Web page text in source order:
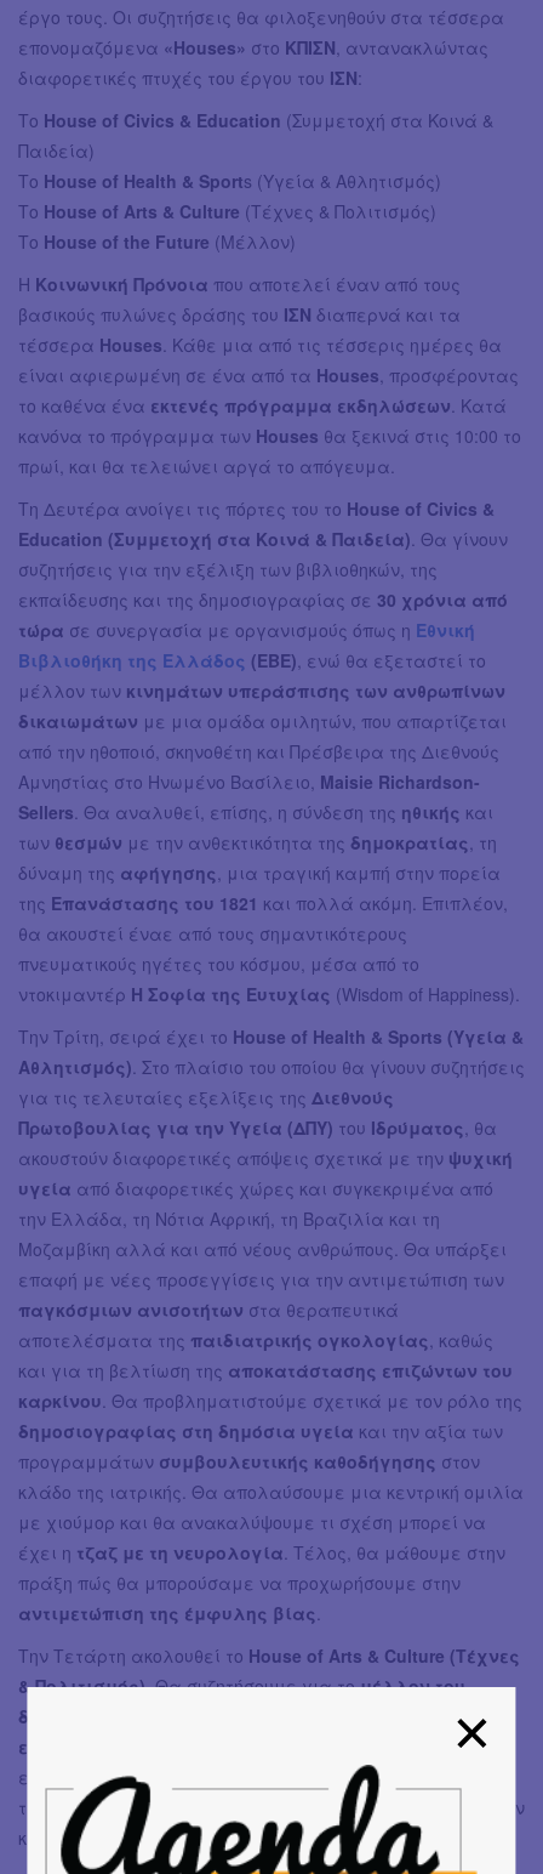
έργο τους. Οι συζητήσεις θα φιλοξενηθούν στα τέσσερα
επονομαζόμενα «Houses» στο ΚΠΙΣΝ , αντανακλώντας
διαφορετικές πτυχές του έργου του ΙΣΝ:
Το House of Civics & Education (Συμμετοχή στα Κοινά &
Παιδεία)
Το House of Health & Sports (Υγεία & Αθλητισμός)
Το House of Arts & Culture (Tέχνες & Πολιτισμός)
Το House of the Future (Μέλλον)
H Κοινωνική Πρόνοια που αποτελεί έναν από τους
βασικούς πυλώνες δράσης του ΙΣΝ διαπερνά και τα
τέσσερα Houses . Kάθε μια από τις τέσσερις ημέρες θα
είναι αφιερωμένη σε ένα από τα Houses , προσφέροντας
το καθένα ένα εκτενές πρόγραμμα εκδηλώσεων . Κατά
κανόνα το πρόγραμμα των Houses θα ξεκινά στις 10:00 το
πρωί, και θα τελειώνει αργά το απόγευμα.
Τη Δευτέρα ανοίγει τις πόρτες του το House of Civics &
Education (Συμμετοχή στα Κοινά & Παιδεία) . Θα γίνουν
συζητήσεις για την εξέλιξη των βιβλιοθηκών, της
εκπαίδευσης και της δημοσιογραφίας σε 30 χρόνια από
τώρα σε συνεργασία με οργανισμούς όπως η Εθνική
Βιβλιοθήκη της Ελλάδος (ΕΒΕ) , ενώ θα εξεταστεί το
μέλλον των κινημάτων υπεράσπισης των ανθρωπίνων
δικαιωμάτων με μια ομάδα ομιλητών, που απαρτίζεται
από την ηθοποιό, σκηνοθέτη και Πρέσβειρα της Διεθνούς
Αμνηστίας στο Ηνωμένο Βασίλειο, Maisie Richardson-
Sellers . Θα αναλυθεί, επίσης, η σύνδεση της ηθικής και
των θεσμών με την ανθεκτικότητα της δημοκρατίας , τη
δύναμη της αφήγησης , μια τραγική καμπή στην πορεία
της Επανάστασης του 1821 και πολλά ακόμη. Επιπλέον,
θα ακουστεί έναε από τους σημαντικότερους
πνευματικούς ηγέτες του κόσμου, μέσα από το
ντοκιμαντέρ Η Σοφία της Ευτυχίας (Wisdom of Happiness).
Την Τρίτη, σειρά έχει το House of Health & Sports (Υγεία &
Αθλητισμός) . Στο πλαίσιο του οποίου θα γίνουν συζητήσεις
για τις τελευταίες εξελίξεις της Διεθνούς
Πρωτοβουλίας για την Υγεία (ΔΠΥ) του Ιδρύματος , θα
ακουστούν διαφορετικές απόψεις σχετικά με την ψυχική
υγεία από διαφορετικές χώρες και συγκεκριμένα από
την Ελλάδα, τη Νότια Αφρική, τη Βραζιλία και τη
Μοζαμβίκη αλλά και από νέους ανθρώπους. Θα υπάρξει
επαφή με νέες προσεγγίσεις για την αντιμετώπιση των
παγκόσμιων ανισοτήτων στα θεραπευτικά
αποτελέσματα της παιδιατρικής ογκολογίας , καθώς
και για τη βελτίωση της αποκατάστασης επιζώντων του
καρκίνου . Θα προβληματιστούμε σχετικά με τον ρόλο της
δημοσιογραφίας στη δημόσια υγεία και την αξία των
προγραμμάτων συμβουλευτικής καθοδήγησης στον
κλάδο της ιατρικής. Θα απολαύσουμε μια κεντρική ομιλία
με χιούμορ και θα ανακαλύψουμε τι σχέση μπορεί να
έχει η τζαζ με τη νευρολογία . Τέλος, θα μάθουμε στην
πράξη πώς θα μπορούσαμε να προχωρήσουμε στην
αντιμετώπιση της έμφυλης βίας
Την Τετάρτη ακολουθεί το House of Arts & Culture (Tέχνες
& Πολιτισμός). Θα συζητήσουμε για τομέλλον του
δημόσιου χώρου
κοινωνική
ευθύνη
των καλλιτεχνικών οργανισμών, την πολιτιστική
επιρροή τηςΑφρικής τέχνης και ιατρικής
τις
ιδέες των νέων
για τη προώθηση συστημικών αλλαγών
και πολλά άλλα.